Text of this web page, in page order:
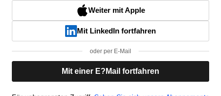
Weiter mit Apple
Mit LinkedIn fortfahren
oder per E-Mail
Mit einer E?Mail fortfahren